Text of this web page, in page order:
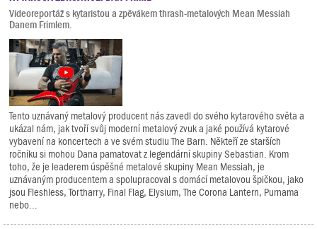
Videoreportáž s kytaristou a zpěvákem thrash-metalových Mean Messiah
Danem Frimlem.
Tento uznávaný metalový producent nás zavedl do svého kytarového světa a
ukázal nám, jak tvoří svůj moderní metalový zvuk a jaké používá kytarové
vybavení na koncertech a ve svém studiu The Barn. Někteří ze starších
ročníku si mohou Dana pamatovat z legendární skupiny Sebastian. Krom
toho, že je leaderem úspěšné metalové skupiny Mean Messiah, je
uznávaným producentem a spolupracoval s domácí metalovou špičkou, jako
jsou Fleshless, Tortharry, Final Flag, Elysium, The Corona Lantern, Purnama
nebo...